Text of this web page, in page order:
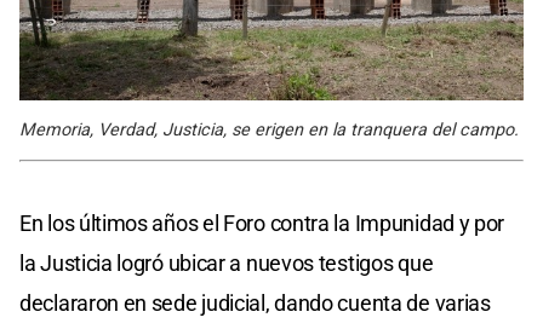
Memoria, Verdad, Justicia, se erigen en la tranquera del campo.
En los últimos años el Foro contra la Impunidad y por
la Justicia logró ubicar a nuevos testigos que
declararon en sede judicial, dando cuenta de varias